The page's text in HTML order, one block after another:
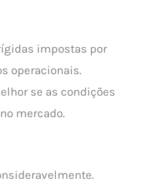
impostas por
operacionais.
se as condições
mercado.